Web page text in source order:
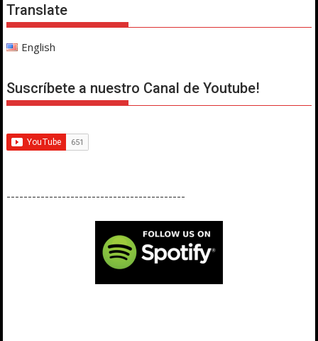
Translate
English
Suscríbete a nuestro Canal de Youtube!
------------------------------------------